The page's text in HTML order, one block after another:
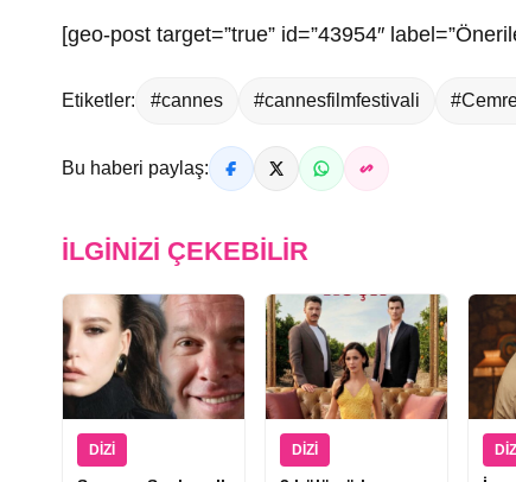
[geo-post target=”true” id=”43954″
Etiketler: #cannes #cannesfilmfestivali
Bu haberi paylaş:
İLGINIZI ÇEKEBILIR
DIZI DIZI DIZI